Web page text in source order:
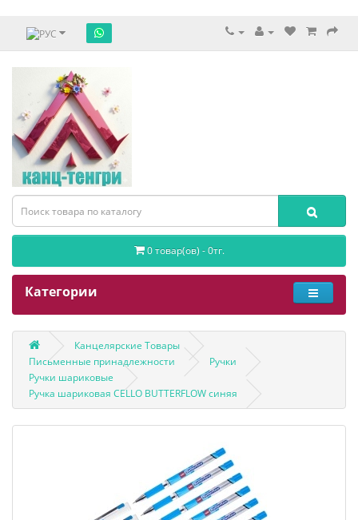
0 товар(ов) - 0тг.
Категории
Канцелярские Товары
Письменные принадлежности
Ручки
Ручки шариковые
Ручка шариковая CELLO BUTTERFLOW синяя